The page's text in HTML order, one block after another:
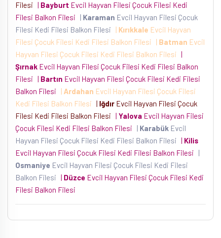
Filesi | Bayburt Evcil Hayvan Filesi Çocuk Filesi Kedi
Filesi Balkon Filesi
| Karaman Evcil Hayvan Filesi Çocuk
Filesi Kedi Filesi Balkon Filesi
| Kırıkkale Evcil Hayvan
Filesi Çocuk Filesi Kedi Filesi Balkon Filesi
| Batman Evcil
Hayvan Filesi Çocuk Filesi Kedi Filesi Balkon Filesi |
Şırnak Evcil Hayvan Filesi Çocuk Filesi Kedi Filesi Balkon
Filesi | Bartın Evcil Hayvan Filesi Çocuk Filesi Kedi Filesi
Balkon Filesi
| Ardahan Evcil Hayvan Filesi Çocuk Filesi
Kedi Filesi Balkon Filesi | Iğdır Evcil Hayvan Filesi Çocuk
Filesi Kedi Filesi Balkon Filesi | Yalova Evcil Hayvan Filesi
Çocuk Filesi Kedi Filesi Balkon Filesi
| Karabük Evcil
Hayvan Filesi Çocuk Filesi Kedi Filesi Balkon Filesi | Kilis
Evcil Hayvan Filesi Çocuk Filesi Kedi Filesi Balkon Filesi
|
Osmaniye Evcil Hayvan Filesi Çocuk Filesi Kedi Filesi
Balkon Filesi | Düzce Evcil Hayvan Filesi Çocuk Filesi Kedi
Filesi Balkon Filesi